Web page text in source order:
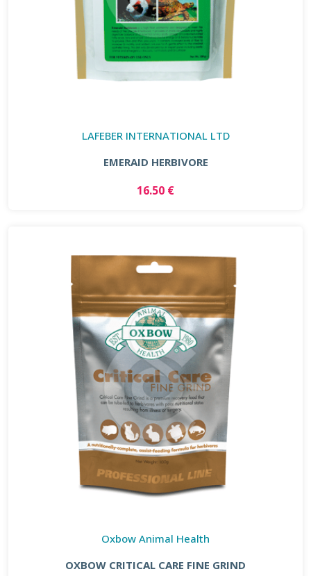
LAFEBER INTERNATIONAL LTD
EMERAID HERBIVORE
16.50 €
Oxbow Animal Health
OXBOW CRITICAL CARE FINE GRIND